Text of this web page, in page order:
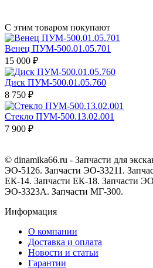
С этим товаром покупают
Венец ПУМ-500.01.05.701
15 000 ₽
Диск ПУМ-500.01.05.760
8 750 ₽
Стекло ПУМ-500.13.02.001
7 900 ₽
© dinamika66.ru - Запчасти для
ЭО-5126. Запчасти ЭО-33211.
ЕК-14. Запчасти ЕК-18. Запчасти
ЭО-3323А. Запчасти МГ-300.
Информация
О компании
Доставка и оплата
Новости и статьи
Гарантии